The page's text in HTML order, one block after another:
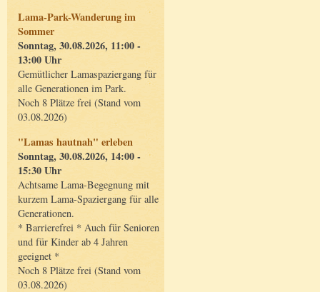
Lama-Park-Wanderung im
Sommer
Sonntag, 30.08.2026, 11:00 -
13:00 Uhr
Gemütlicher Lamaspaziergang für
alle Generationen im Park.
Noch 8 Plätze frei (Stand vom
03.08.2026)
"Lamas hautnah" erleben
Sonntag, 30.08.2026, 14:00 -
15:30 Uhr
Achtsame Lama-Begegnung mit
kurzem Lama-Spaziergang für alle
Generationen.
* Barrierefrei * Auch für Senioren
und für Kinder ab 4 Jahren
geeignet *
Noch 8 Plätze frei (Stand vom
03.08.2026)